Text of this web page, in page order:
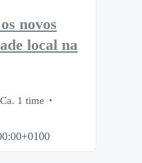
novos
local na
Ca. 1 time